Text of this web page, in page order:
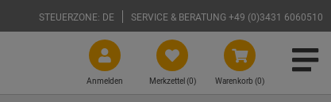
STEUERZONE: DE SERVICE & BERATUNG +49 (0)3431 6060510
Warenkorb (0)
Merkzettel (0)
Anmelden